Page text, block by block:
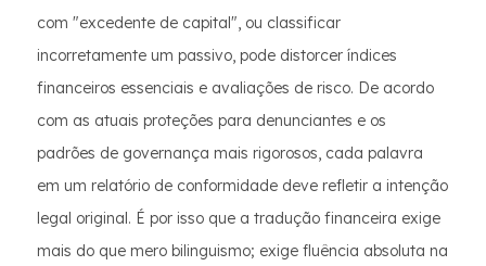
com "excedente de capital", ou classificar
incorretamente um passivo, pode distorcer índices
financeiros essenciais e avaliações de risco. De acordo
com as atuais proteções para denunciantes e os
padrões de governança mais rigorosos, cada palavra
em um relatório de conformidade deve refletir a intenção
legal original. É por isso que a tradução financeira exige
mais do que mero bilinguismo; exige fluência absoluta na